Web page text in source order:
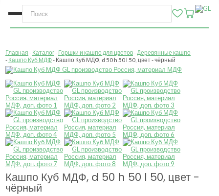
Главная Каталог Горшки и кашпо для цветов Деревянные кашпо
Кашпо Куб МДФ Кашпо Куб МДФ, d 50 h 50 l 50, цвет - чёрный
Кашпо Куб МДФ, d 50 h 50 l 50, цвет -
чёрный